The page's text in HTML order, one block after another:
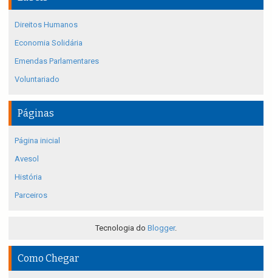
Direitos Humanos
Economia Solidária
Emendas Parlamentares
Voluntariado
Páginas
Página inicial
Avesol
História
Parceiros
Tecnologia do Blogger.
Como Chegar